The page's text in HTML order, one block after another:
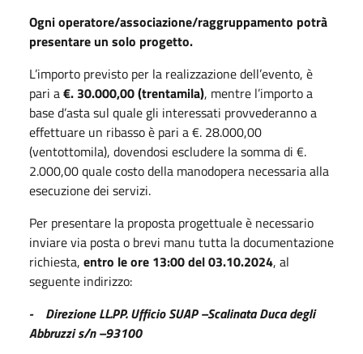
Ogni operatore/associazione/raggruppamento potrà
presentare un solo progetto.
L’importo previsto per la realizzazione dell’evento, è
pari a€. 30.000,00 (trentamila), mentre l’importo a
base d’asta sul quale gli interessati provvederanno a
effettuare un ribasso è pari a €. 28.000,00
(ventottomila), dovendosi escludere la somma di €.
2.000,00 quale costo della manodopera necessaria alla
esecuzione dei servizi.
Per presentare la proposta progettuale è necessario
inviare via posta o brevi manu tutta la documentazione
richiesta, entro le ore 13:00 del 03.10.2024, al
seguente indirizzo:
- Direzione LL.PP. Ufficio SUAP –Scalinata Duca degli
Abbruzzi s/n –93100